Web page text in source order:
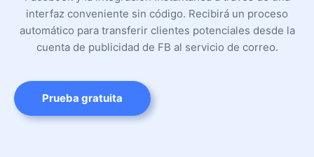
interfaz conveniente sin código. Recibirá un proceso
automático para transferir clientes potenciales desde la
cuenta de publicidad de FB al servicio de correo.
Prueba gratuita